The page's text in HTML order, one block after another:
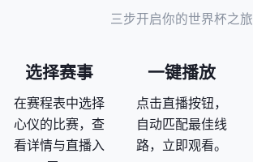
三步开启你的世界杯之旅
选择赛事
在赛程表中选择
心仪的比赛，查
看详情与直播入
一键播放
点击直播按钮，
自动匹配最佳线
路，立即观看。